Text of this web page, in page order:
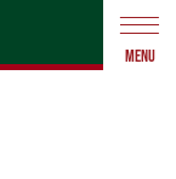
MENU